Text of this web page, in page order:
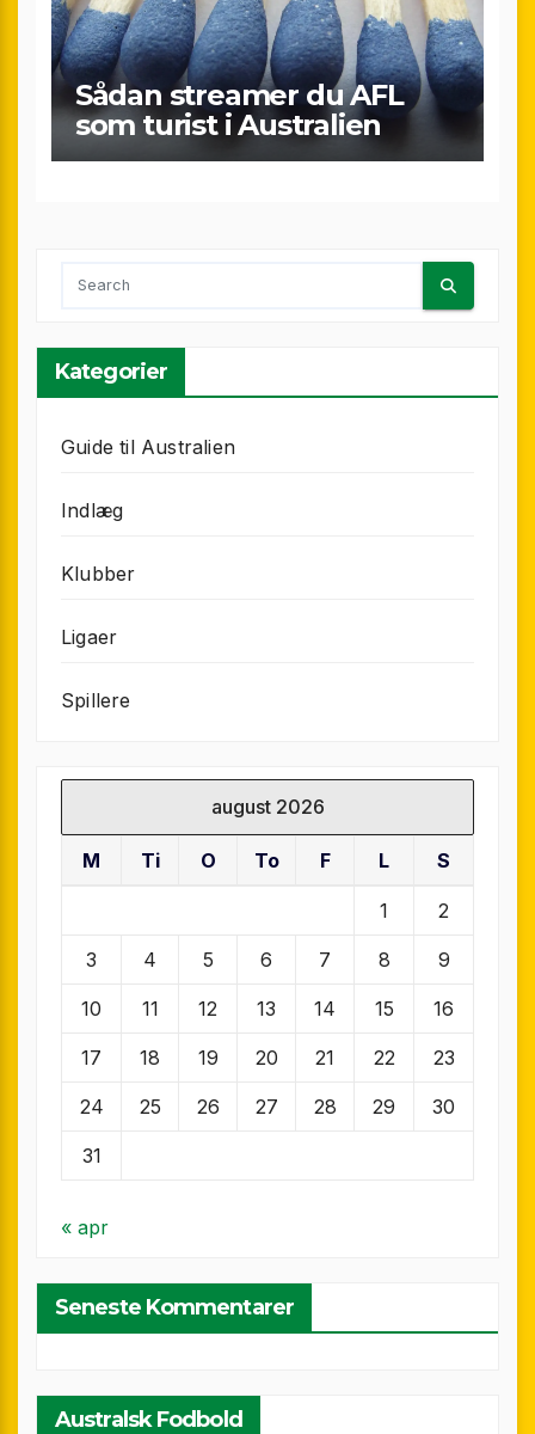
Sådan streamer du AFL
som turist i Australien
Kategorier
Guide til Australien
Indlæg
Klubber
Ligaer
Spillere
august 2026
M Ti O To F L S
1 2
3 4 5 6 7 8 9
10 11 12 13 14 15 16
17 18 19 20 21 22 23
24 25 26 27 28 29 30
31
« apr
Seneste Kommentarer
Australsk Fodbold